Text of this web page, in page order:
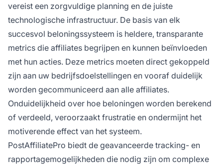
vereist een zorgvuldige planning en de juiste
technologische infrastructuur. De basis van elk
succesvol beloningssysteem is heldere, transparante
metrics die affiliates begrijpen en kunnen beïnvloeden
met hun acties. Deze metrics moeten direct gekoppeld
zijn aan uw bedrijfsdoelstellingen en vooraf duidelijk
worden gecommuniceerd aan alle affiliates.
Onduidelijkheid over hoe beloningen worden berekend
of verdeeld, veroorzaakt frustratie en ondermijnt het
motiverende effect van het systeem.
PostAffiliatePro biedt de geavanceerde tracking- en
rapportagemogelijkheden die nodig zijn om complexe